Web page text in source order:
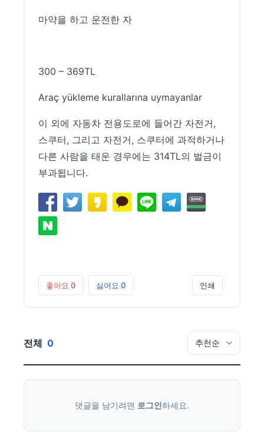
마약을 하고 운전한 자
300 – 369TL
Araç yükleme kurallarına uymayanlar
이 외에 자동차 전용도로에 들어간 자전거,
스쿠터, 그리고 자전거, 스쿠터에 과적하거나
다른 사람을 태운 경우에는 314TL의 벌금이
부과됩니다.
좋아요 0 싫어요 0 인쇄
전체 0
댓글을 남기려면 로그인하세요.